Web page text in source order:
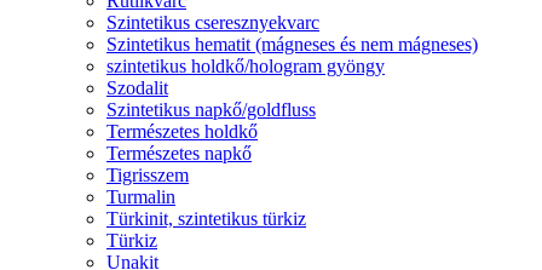
Szintetikus cseresznyekvarc
Szintetikus hematit (mágneses és nem mágneses)
szintetikus holdkő/hologram gyöngy
Szodalit
Szintetikus napkő/goldfluss
Természetes holdkő
Természetes napkő
Tigrisszem
Turmalin
Türkinit, szintetikus türkiz
Türkiz
Unakit